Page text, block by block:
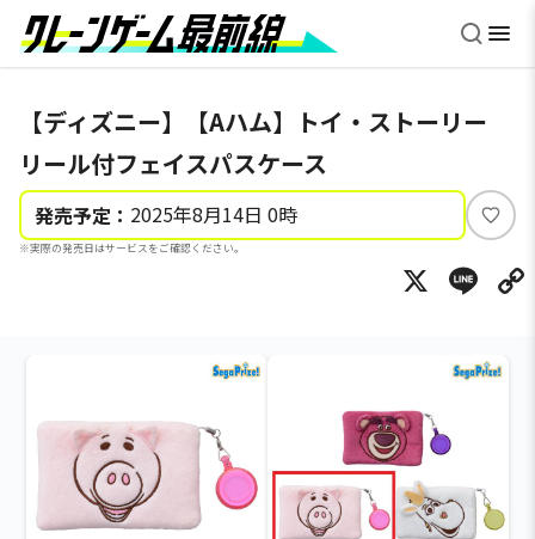
【ディズニー】【Aハム】トイ・ストーリー
リール付フェイスパスケース
発売予定： 2025年8月14日 0時
※実際の発売日はサービスをご確認ください。
い
ね
X